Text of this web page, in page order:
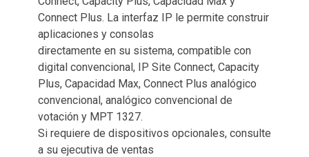
Connect Plus. La interfaz IP le permite construir
aplicaciones y consolas
directamente en su sistema, compatible con
digital convencional, IP Site Connect, Capacity
Plus, Capacidad Max, Connect Plus analógico
convencional, analógico convencional de
votación y MPT 1327.
Si requiere de dispositivos opcionales, consulte
a su ejecutiva de ventas